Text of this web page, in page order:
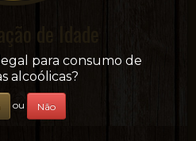
e adega on-line!
de Idade
para consumo de
alcoólicas?
ou Não